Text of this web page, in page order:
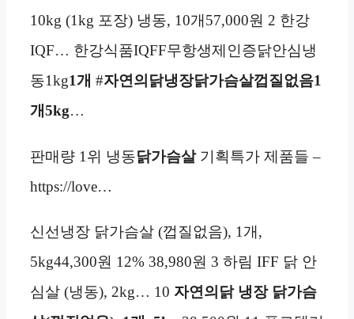
10kg (1kg 포장) 냉동, 10개57,000원 2 한강
IQF… 한강식품IQFF무항생제인증닭안심냉
동1kg1개 #자연의닭냉장닭가슴살껍질없음1
개5kg…
판매량 1위 냉동닭가슴살기획특가 제품들 –
https://love…
신선냉장 닭가슴살 (껍질없음), 1개,
5kg44,300원 12% 38,980원 3 하림 IFF 닭 안
심살 (냉동), 2kg… 10 자연의닭 냉장 닭가슴